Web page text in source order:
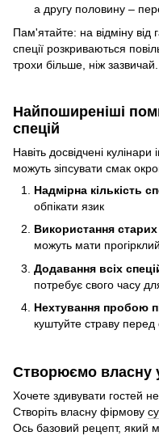
а другу половину –
Пам'ятайте: на відміну від
спеції розкриваються
трохи більше, ніж зазвичай.
Найпоширеніші
спецій
Навіть досвідчені
можуть зіпсувати смак
Надмірна кількість
обпікати язик
Використання старих
можуть мати
Додавання всіх
потребує свого часу
Нехтування пробою
куштуйте страву
Створюємо власну
Хочете здивувати гостей
Створіть власну фірмову
Ось базовий рецепт, який